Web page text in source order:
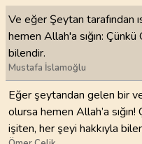
Ve eğer Şeytan tarafından
hemen Allah'a sığın:
bilendir.
Mustafa İslamoğlu
Eğer şeytandan gelen bir
olursa hemen Allah’a
işiten, her şeyi hakkıyla